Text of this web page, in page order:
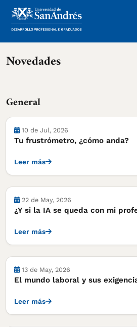
Novedades
General
10 de Jul, 2026
Tu frustrómetro, ¿cómo anda?
Leer más
22 de May, 2026
¿Y si la IA se queda con mi
Leer más
13 de May, 2026
El mundo laboral y sus
Leer más